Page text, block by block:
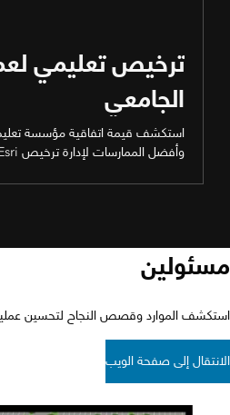
ترخيص تعليمي
الجامعي
وأفضل الممارسات لإدارة ترخيص Esri.
مسئولين
استكشف الموارد وقصص النجاح لتحسين
الانتقال إلى صفحة الويب